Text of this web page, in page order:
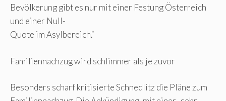
Bevölkerung gibt es nur mit einer Festung Österreich
und einer Null-
Quote im Asylbereich.“
Familiennachzug wird schlimmer als je zuvor
Besonders scharf kritisierte Schnedlitz die Pläne zum